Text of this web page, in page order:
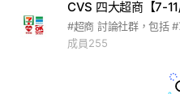
成員255